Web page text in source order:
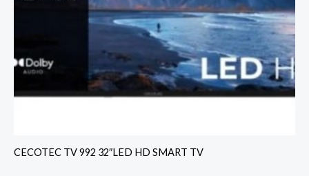
CECOTEC TV 992 32″LED HD SMART TV